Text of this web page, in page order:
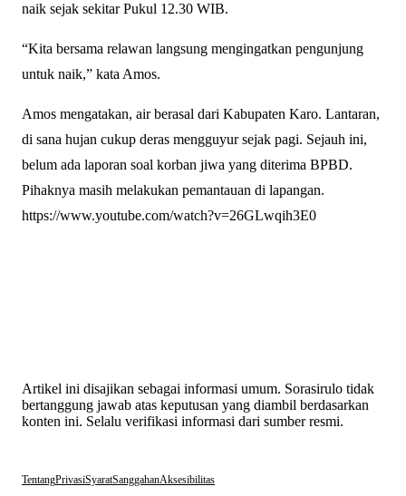
naik sejak sekitar Pukul 12.30 WIB.
“Kita bersama relawan langsung mengingatkan pengunjung
untuk naik,” kata Amos.
Amos mengatakan, air berasal dari Kabupaten Karo. Lantaran,
di sana hujan cukup deras mengguyur sejak pagi. Sejauh ini,
belum ada laporan soal korban jiwa yang diterima BPBD.
Pihaknya masih melakukan pemantauan di lapangan.
https://www.youtube.com/watch?v=26GLwqih3E0
Artikel ini disajikan sebagai informasi umum. Sorasirulo tidak
bertanggung jawab atas keputusan yang diambil berdasarkan
konten ini. Selalu verifikasi informasi dari sumber resmi.
TentangPrivasiSyaratSanggahanAksesibilitas